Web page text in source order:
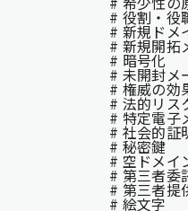
# 役割・役
# 新規ドメ
# 新規開拓
# 暗号化
# 未開封メ
# 権威の効
# 法的リス
# 特定電子
# 社会的証
# 秘密鍵
# 空ドメイ
# 第三者委
# 第三者提
# 絵文字